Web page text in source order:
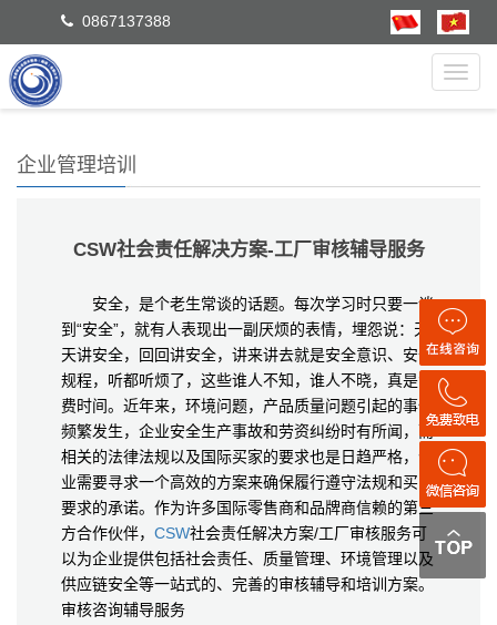
0867137388
企业管理培训
CSW社会责任解决方案-工厂审核辅导服务
安全，是个老生常谈的话题。每次学习时只要一谈
到“安全”，就有人表现出一副厌烦的表情，埋怨说：天
天讲安全，回回讲安全，讲来讲去就是安全意识、安全
规程，听都听烦了，这些谁人不知，谁人不晓，真是浪
费时间。 近年来，环境问题，产品质量问题引起的事件
频繁发生，企业安全生产事故和劳资纠纷时有所闻，而
相关的法律法规以及国际买家的要求也是日趋严格，企
业需要寻求一个高效的方案来确保履行遵守法规和买家
要求的承诺。作为许多国际零售商和品牌商信赖的第三
方合作伙伴， CSW社会责任解决方案/工厂审核服务可
以为企业提供包括社会责任、质量管理、环境管理以及
供应链安全等一站式的、完善的审核辅导和培训方案。
审核咨询辅导服务